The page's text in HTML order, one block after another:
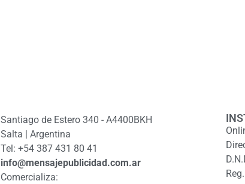
Santiago de Estero 340 - A4400BKH
Salta | Argentina
Tel: +54 387 431 80 41
info@mensajepublicidad.com.ar
Comercializa: